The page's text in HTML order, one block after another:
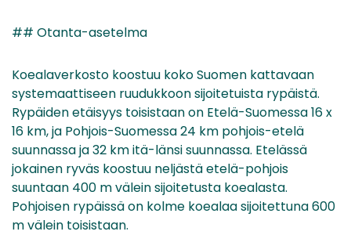
## Otanta-asetelma
Koealaverkosto koostuu koko Suomen kattavaan
systemaattiseen ruudukkoon sijoitetuista rypäistä.
Rypäiden etäisyys toisistaan on Etelä-Suomessa 16 x
16 km, ja Pohjois-Suomessa 24 km pohjois-etelä
suunnassa ja 32 km itä-länsi suunnassa. Etelässä
jokainen ryväs koostuu neljästä etelä-pohjois
suuntaan 400 m välein sijoitetusta koealasta.
Pohjoisen rypäissä on kolme koealaa sijoitettuna 600
m välein toisistaan.